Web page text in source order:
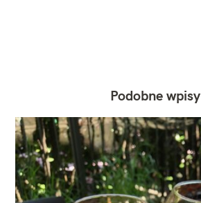
Podobne wpisy